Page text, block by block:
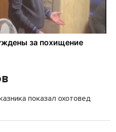
показал охотовед